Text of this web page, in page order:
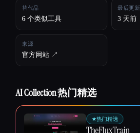
替代品
6 个类似工具
最后更新
3 天前
来源
官方网站 ↗︎
AI Collection 热门精选
★热门精选
TheFluxTrain